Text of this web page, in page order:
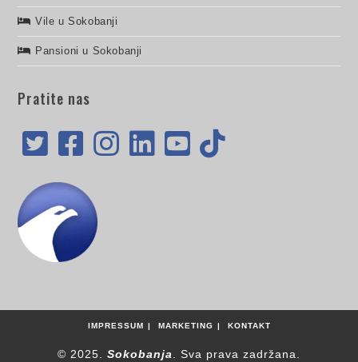
Vile u Sokobanji
Pansioni u Sokobanji
Pratite nas
IMPRESSUM MARKETING KONTAKT
© 2025. Sokobanja . Sva prava zadržana.